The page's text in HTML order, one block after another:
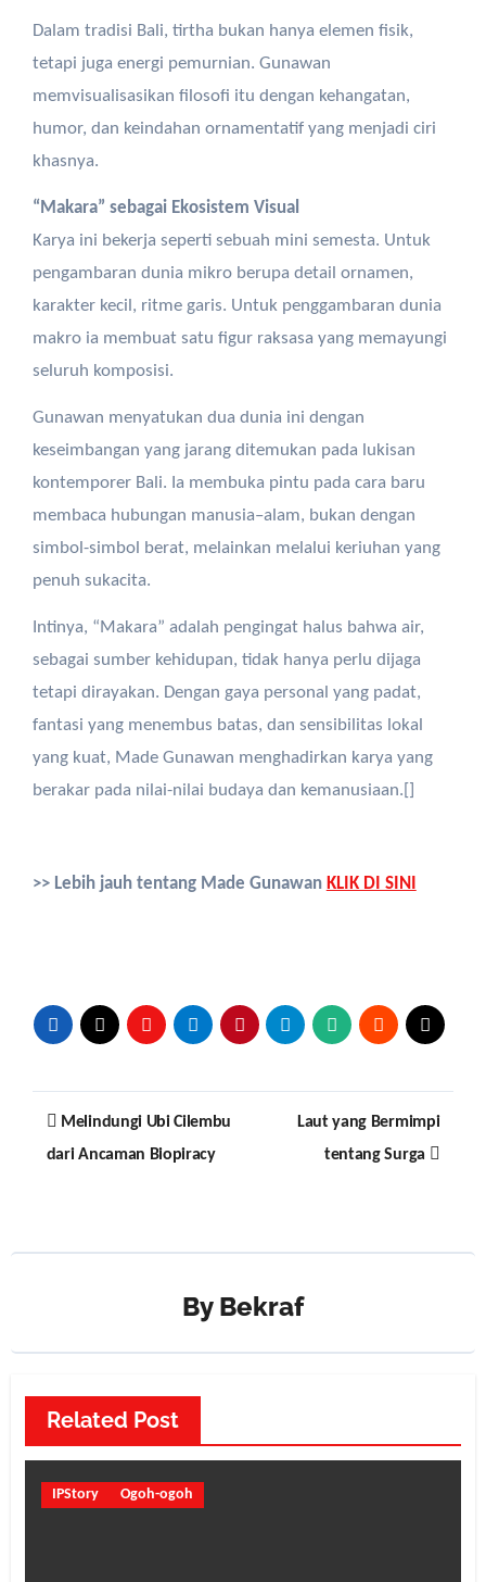
Dalam tradisi Bali, tirtha bukan hanya elemen fisik,
tetapi juga energi pemurnian. Gunawan
memvisualisasikan filosofi itu dengan kehangatan,
humor, dan keindahan ornamentatif yang menjadi ciri
khasnya.
“Makara” sebagai Ekosistem Visual
Karya ini bekerja seperti sebuah mini semesta. Untuk
pengambaran dunia mikro berupa detail ornamen,
karakter kecil, ritme garis. Untuk penggambaran dunia
makro ia membuat satu figur raksasa yang memayungi
seluruh komposisi.
Gunawan menyatukan dua dunia ini dengan
keseimbangan yang jarang ditemukan pada lukisan
kontemporer Bali. Ia membuka pintu pada cara baru
membaca hubungan manusia–alam, bukan dengan
simbol-simbol berat, melainkan melalui keriuhan yang
penuh sukacita.
Intinya, “Makara” adalah pengingat halus bahwa air,
sebagai sumber kehidupan, tidak hanya perlu dijaga
tetapi dirayakan. Dengan gaya personal yang padat,
fantasi yang menembus batas, dan sensibilitas lokal
yang kuat, Made Gunawan menghadirkan karya yang
berakar pada nilai-nilai budaya dan kemanusiaan.[]
>> Lebih jauh tentang Made Gunawan KLIK DI SINI
Post
navigation
Melindungi Ubi Cilembu
dari Ancaman Biopiracy
Laut yang Bermimpi
tentang Surga
By Bekraf
Related Post
IPStory Ogoh-ogoh